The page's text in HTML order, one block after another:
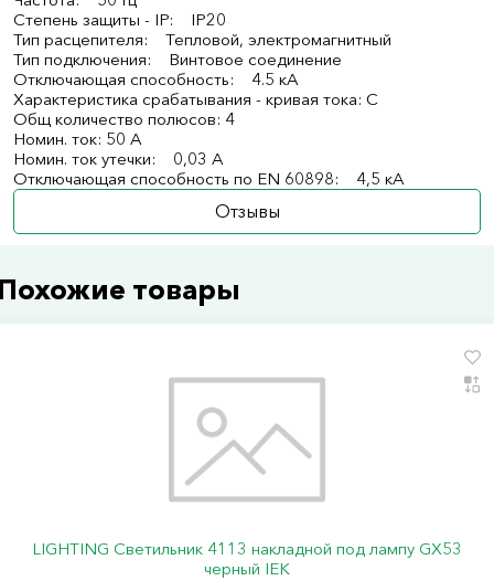
Степень защиты - IP: IP20
Тип расцепителя: Тепловой, электромагнитный
Тип подключения: Винтовое соединение
Отключающая способность: 4.5 кА
Характеристика срабатывания - кривая тока: C
Общ количество полюсов: 4
Номин. ток: 50 А
Номин. ток утечки: 0,03 А
Отключающая способность по EN 60898: 4,5 кА
Отзывы
товары
LIGHTING Светильник 4113 накладной под лампу GX53
черный IEK